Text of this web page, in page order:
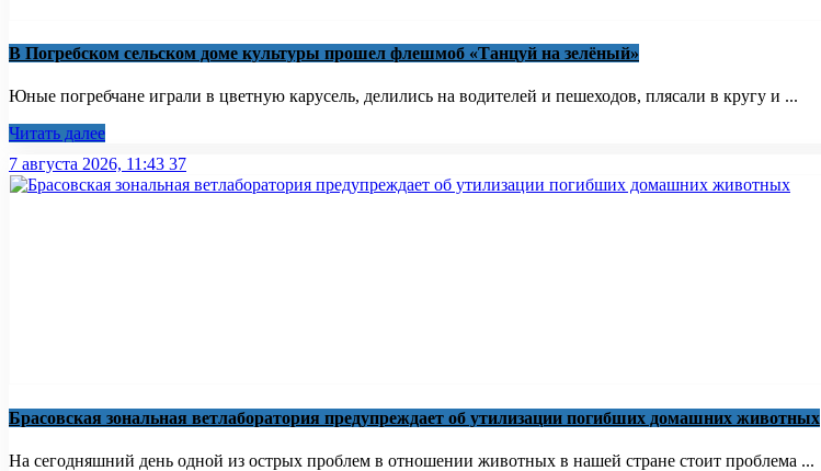
В Погребском сельском доме культуры прошел флешмоб «Танцуй на зелёный»
Юные погребчане играли в цветную карусель, делились на водителей и пешеходов, плясали в кругу и ...
Читать далее
7 августа 2026, 11:43 37
Брасовская зональная ветлаборатория предупреждает об утилизации погибших домашних животных
На сегодняшний день одной из острых проблем в отношении животных в нашей стране стоит проблема ...